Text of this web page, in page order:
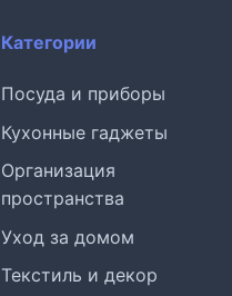
Категории
Посуда и приборы
Кухонные гаджеты
Организация
пространства
Уход за домом
Текстиль и декор